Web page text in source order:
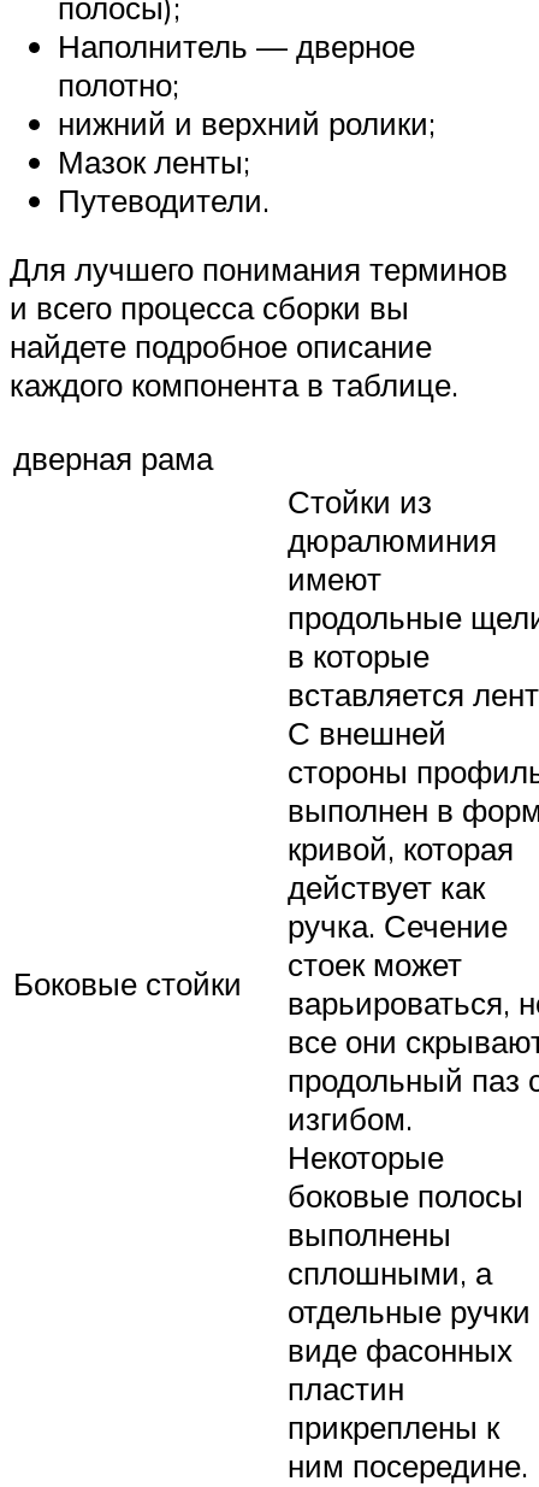
Наполнитель — дверное
полотно;
нижний и верхний ролики;
Мазок ленты;
Путеводители.
Для лучшего понимания терминов
и всего процесса сборки вы
найдете подробное описание
каждого компонента в таблице.
дверная рама
Боковые стойки
Стойки из
дюралюминия
имеют
продольные
в которые
вставляется
С внешней
стороны
выполнен в
кривой, которая
действует как
ручка. Сечение
стоек может
варьироваться,
все они
продольный паз
изгибом.
Некоторые
боковые полосы
выполнены
сплошными, а
отдельные ручки
виде фасонных
пластин
прикреплены к
ним посередине.